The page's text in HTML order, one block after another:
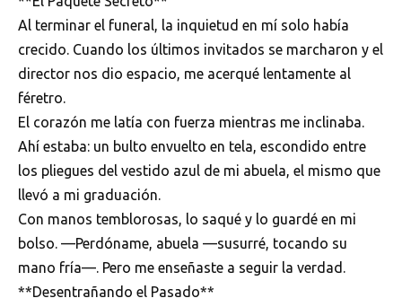
Al terminar el funeral, la inquietud en mí solo había
crecido. Cuando los últimos invitados se marcharon y el
director nos dio espacio, me acerqué lentamente al
féretro.
El corazón me latía con fuerza mientras me inclinaba.
Ahí estaba: un bulto envuelto en tela, escondido entre
los pliegues del vestido azul de mi abuela, el mismo que
llevó a mi graduación.
Con manos temblorosas, lo saqué y lo guardé en mi
bolso. —Perdóname, abuela —susurré, tocando su
mano fría—. Pero me enseñaste a seguir la verdad.
**Desentrañando el Pasado**